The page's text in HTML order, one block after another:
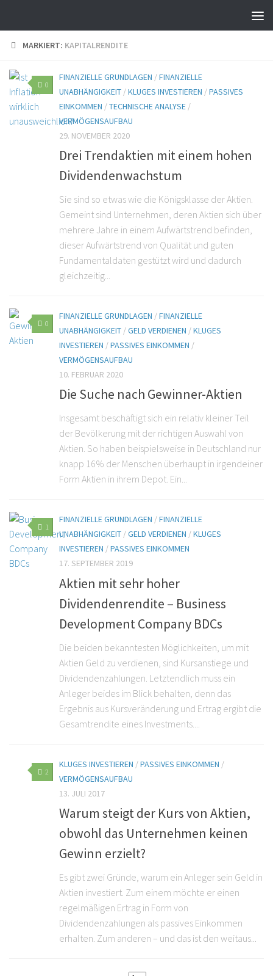
MARKIERT: KAPITALRENDITE
0
FINANZIELLE GRUNDLAGEN /FINANZIELLE
UNABHÄNGIGKEIT /KLUGES INVESTIEREN /PASSIVES
EINKOMMEN /TECHNISCHE ANALYSE /
VERMÖGENSAUFBAU
29. NOVEMBER 2020
Drei Trendaktien mit einem hohen
Dividendenwachstum
Sie sind so etwas wie die Königsklasse der Aktien.
Gemeint sind Unternehmen, deren Aktien sich über
mehrere Jahre in einem Aufwärtstrend befinden,
dieser Aufwärtstrend von Qualität und guten
Fundamentaldaten gestützt wird und dadurch
gleichzeitig...
0
FINANZIELLE GRUNDLAGEN /FINANZIELLE
UNABHÄNGIGKEIT /GELD VERDIENEN /KLUGES
INVESTIEREN /PASSIVES EINKOMMEN /
VERMÖGENSAUFBAU
10. FEBRUAR 2020
Die Suche nach Gewinner-Aktien
Insgesamt beschäftigt sich ein relativ kleiner Teil
der Bevölkerung mit der richtigen Auswahl von
Aktien. So haben beispielsweise in Deutschland nur
knapp 16% der Menschen überhaupt in irgendeiner
Form Aktien in ihrem Depot. Ein...
1
FINANZIELLE GRUNDLAGEN /FINANZIELLE
UNABHÄNGIGKEIT /GELD VERDIENEN /KLUGES
INVESTIEREN /PASSIVES EINKOMMEN
17. SEPTEMBER 2019
Aktien mit sehr hoher
Dividendenrendite – Business
Development Company BDCs
Die beiden bekanntesten Möglichkeiten, um mit
Aktien Geld zu verdienen, sind Kursanstiege und
Dividendenzahlungen. Letztendlich muss ein
Anleger beides im Blick behalten, denn das
Ergebnis aus Kursveränderung und Ertrag ergibt die
Gesamtrendite eines Investments....
2
KLUGES INVESTIEREN /PASSIVES EINKOMMEN /
VERMÖGENSAUFBAU
13. JULI 2017
Warum steigt der Kurs von Aktien,
obwohl das Unternehmen keinen
Gewinn erzielt?
Es gibt zwei Gründe, warum ein Anleger sein Geld in
Aktien investiert. Zum einem möchte er einen
regelmäßigen Ertrag in Form von
Dividendenzahlungen als passives Einkommen
erhalten. Zum anderen – und das ist den weitaus...